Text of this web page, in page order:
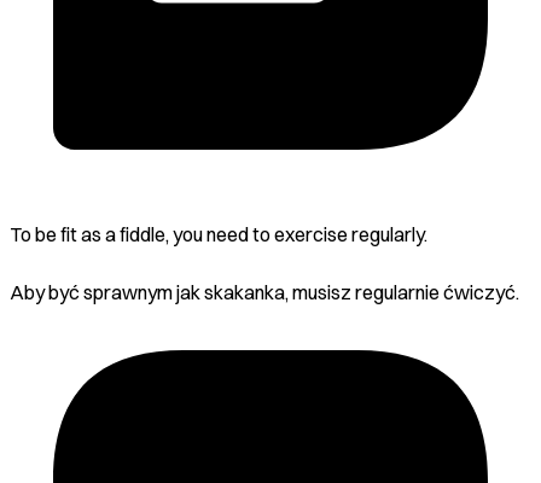
To be fit as a fiddle, you need to exercise regularly.
Aby być sprawnym jak skakanka, musisz regularnie ćwiczyć.